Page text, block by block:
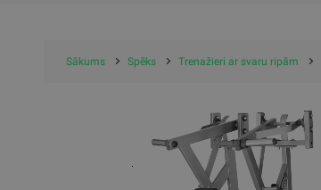
Sākums Spēks Trenažieri ar svaru ripām